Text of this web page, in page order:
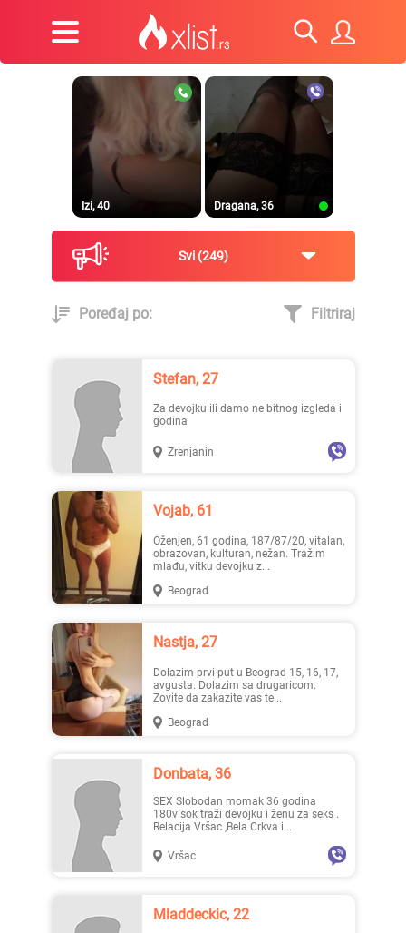
Izi, 40 Dragana, 36
Lisa ..., 28
Teodo..., 43
Nastja, 27
Svi 249
Poređaj po: Filtriraj
Stefan, 27
Za devojku ili damo ne bitnog izgleda i
godina
Zrenjanin
Vojab, 61
Oženjen, 61 godina, 187/87/20, vitalan,
obrazovan, kulturan, nežan. Tražim
mlađu, vitku devojku z...
Beograd
Nastja, 27
Dolazim prvi put u Beograd 15, 16, 17,
avgusta. Dolazim sa drugaricom.
Zovite da zakazite vas te...
Beograd
Donbata, 36
SEX Slobodan momak 36 godina
180visok traži devojku i ženu za seks .
Relacija Vršac ,Bela Crkva i...
Vršac
Mladdeckic, 22